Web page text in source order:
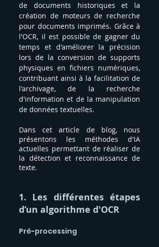
de documents historiques et la
création de moteurs de recherche
pour documents imprimés. Grâce à
l'OCR, il est possible de gagner du
temps et d'améliorer la précision
lors de la conversion de supports
physiques en fichiers numériques,
contribuant ainsi à la facilitation de
l'archivage, de la recherche
d'information et de la manipulation
de données textuelles.
Dans cet article de blog, nous
présentons les méthodes d'IA
actuelles permettant de réaliser de
la détection et reconnaissance de
texte.
1. Les différentes étapes
d’un algorithme d'OCR
Pré-processing